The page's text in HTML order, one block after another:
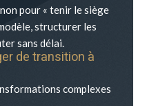
pour « tenir le siège
structurer les
sans délai.
de transition à
complexes